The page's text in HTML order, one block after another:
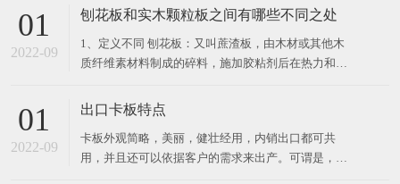
假吗？ 一、看刨花板表面装饰层 “刨花板”层，纹理
感，光泽柔和，手感细腻；同时它的抗紫外线能力，
强烈的色彩稳定
01
2022-09
刨花板和实木颗粒板之间有哪些不同之处
1、定义不同 刨花板：又叫蔗渣板，由木材或其他木
质纤维素材料制成的碎料，施加胶粘剂后在热力和压
具制造和建筑工业及火车、汽车车厢制造。 实木颗粒
维，中间夹长质木纤维，施加胶粘剂后在热力和压力
作用下胶合成
01
2022-09
出口卡板特点
卡板外观简略，美丽，健壮经用，内销出口都可共
用，并且还可以依据客户的需求来出产。可谓是，实